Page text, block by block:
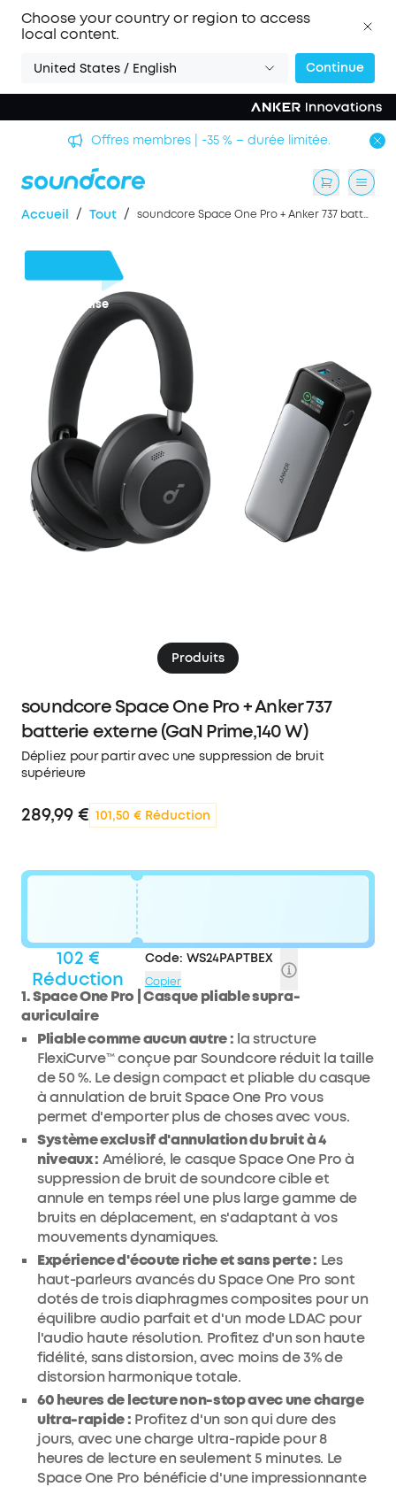
Choose your country or region to access
local content.
United States / English Continue
Offres membres | -35 % – durée limitée.
Accueil / Tout / soundcore Space One Pro + Anker 737 batterie externe (GaN Prime,140 W)
de remise
Produits
soundcore Space One Pro + Anker 737
batterie externe (GaN Prime,140 W)
Dépliez pour partir avec une suppression de bruit
supérieure
289,99 € 101,50 € Réduction
102 €
Réduction
Code: WS24PAPTBEX
Copier
1. Space One Pro | Casque pliable supra-
auriculaire
Pliable comme aucun autre : la structure
FlexiCurve™ conçue par Soundcore réduit la taille
de 50 %. Le design compact et pliable du casque
à annulation de bruit Space One Pro vous
permet d'emporter plus de choses avec vous.
Système exclusif d'annulation du bruit à 4
niveaux : Amélioré, le casque Space One Pro à
suppression de bruit de soundcore cible et
annule en temps réel une plus large gamme de
bruits en déplacement, en s'adaptant à vos
mouvements dynamiques.
Expérience d'écoute riche et sans perte : Les
haut-parleurs avancés du Space One Pro sont
dotés de trois diaphragmes composites pour un
équilibre audio parfait et d'un mode LDAC pour
l'audio haute résolution. Profitez d'un son haute
fidélité, sans distorsion, avec moins de 3% de
distorsion harmonique totale.
60 heures de lecture non-stop avec une charge
ultra-rapide : Profitez d'un son qui dure des
jours, avec une charge ultra-rapide pour 8
heures de lecture en seulement 5 minutes. Le
Space One Pro bénéficie d'une impressionnante